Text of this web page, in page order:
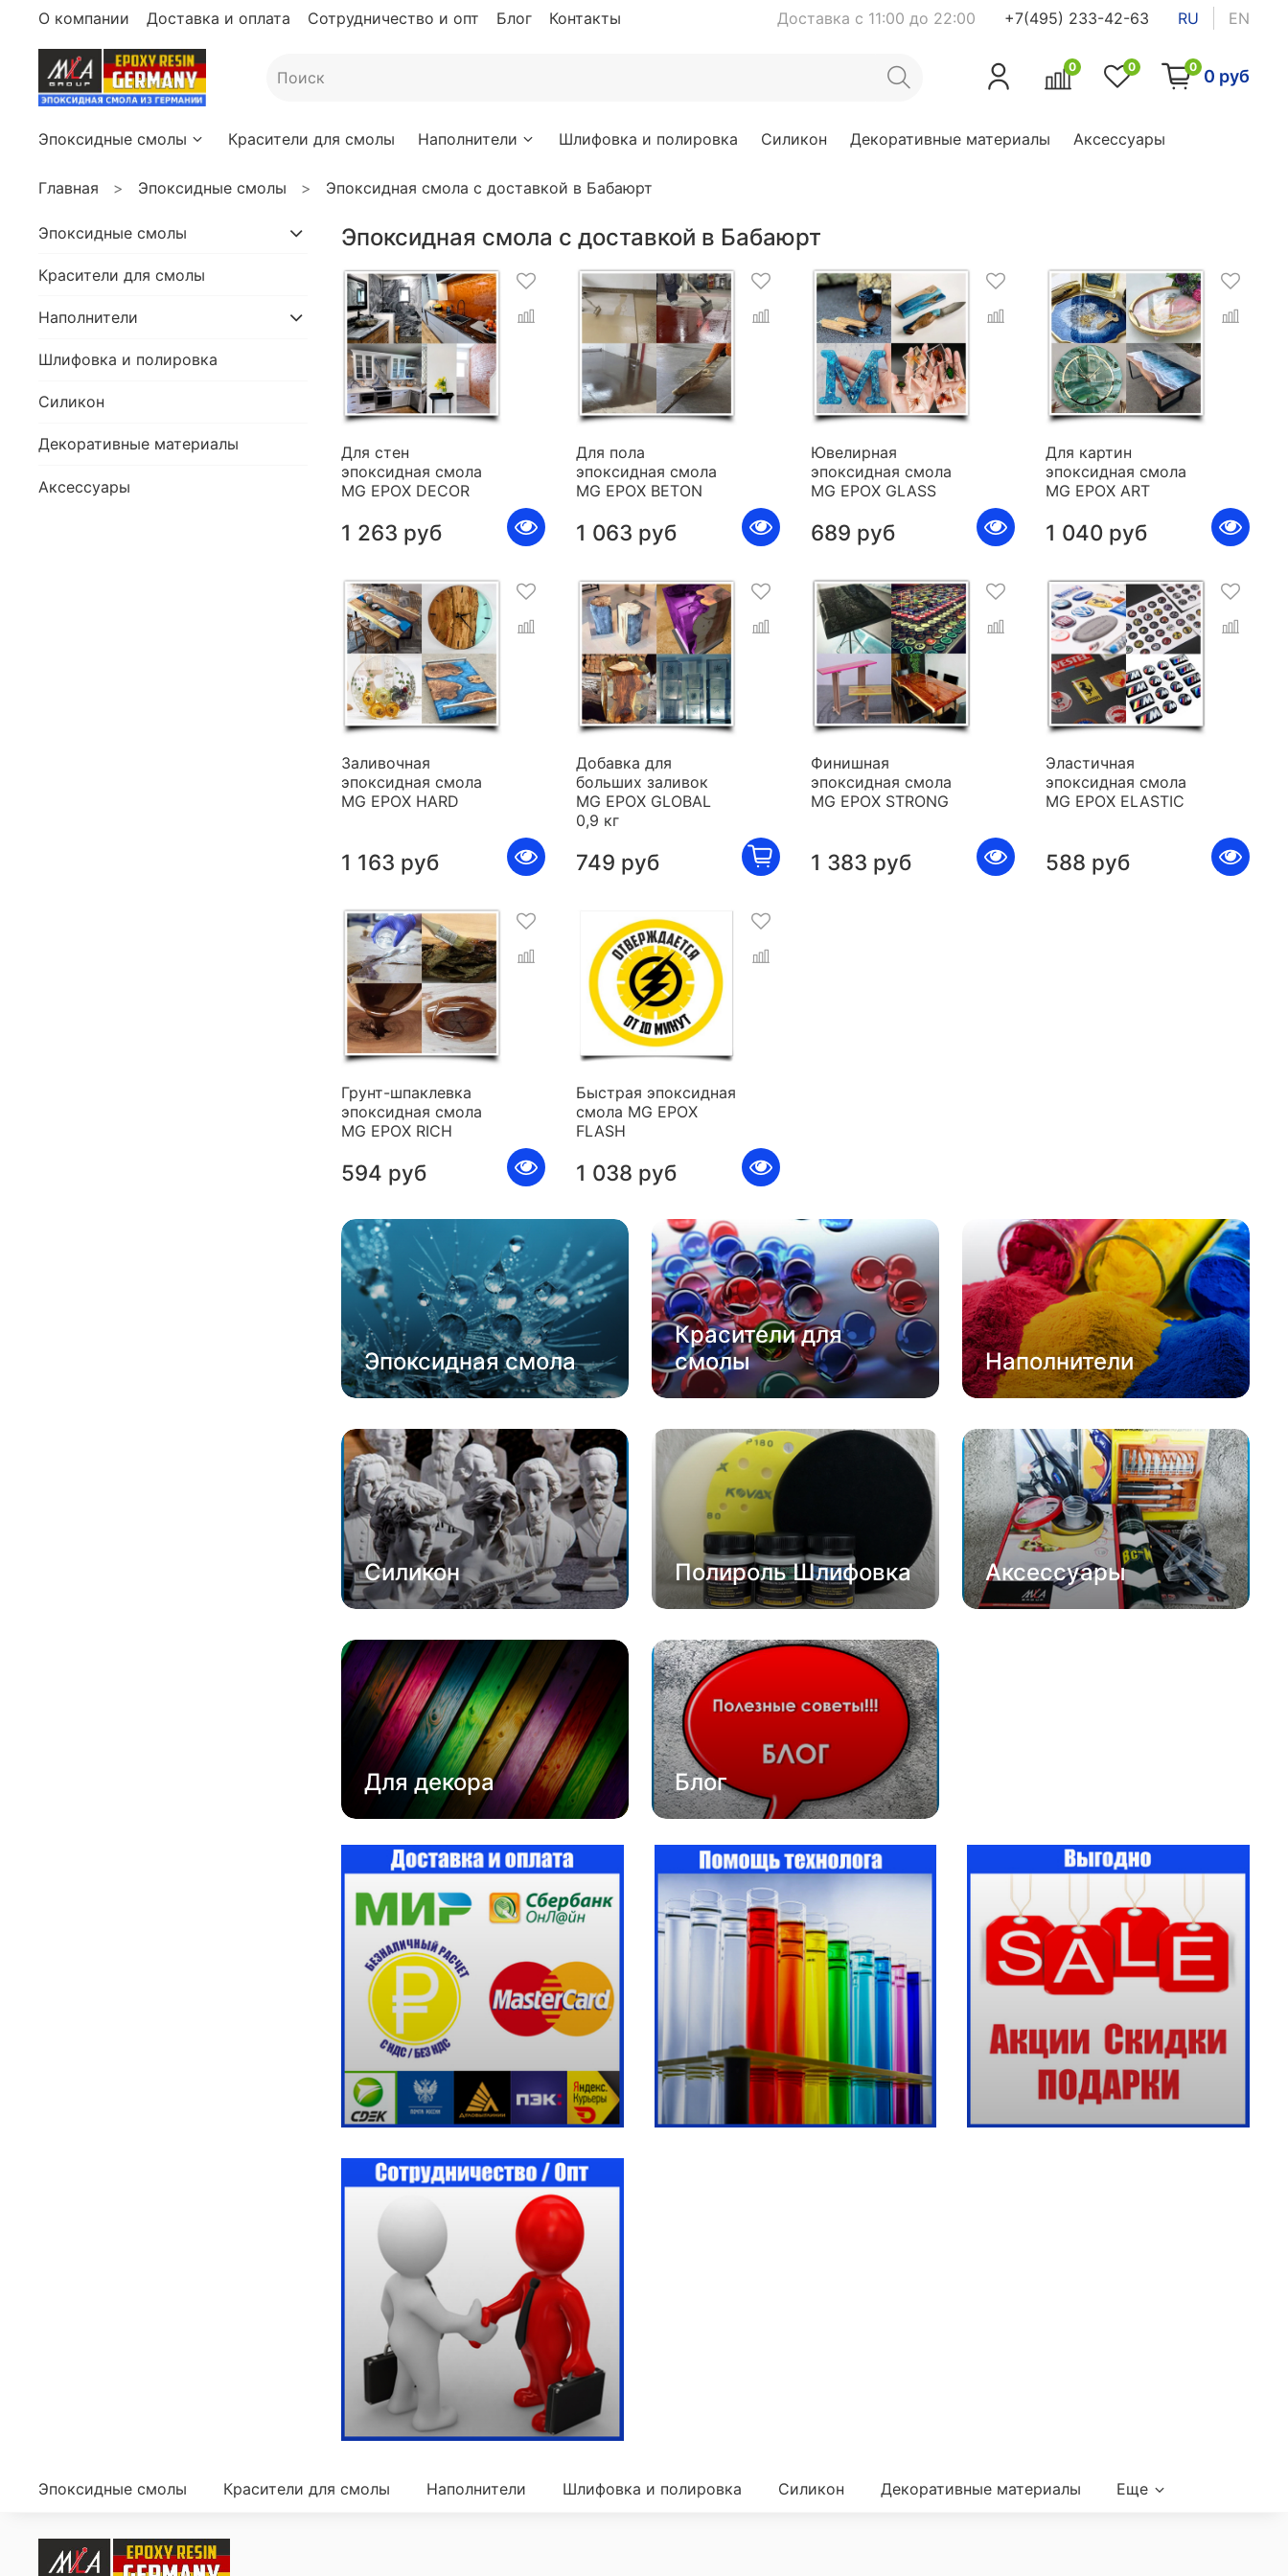
О компании Доставка и оплата Сотрудничество и опт Блог Контакты Доставка с 11:00 до 22:00 +7(495) 233-42-63 RU EN
0 0 0 0 руб
Эпоксидные смолы Красители для смолы Наполнители Шлифовка и полировка Силикон Декоративные материалы Аксессуары
Главная Эпоксидные смолы Эпоксидная смола с доставкой в Бабаюрт
Эпоксидная смола с доставкой в Бабаюрт
Для стен
эпоксидная смола
MG EPOX DECOR
1 263 руб
Для пола
эпоксидная смола
MG EPOX BETON
1 063 руб
Ювелирная
эпоксидная смола
MG EPOX GLASS
689 руб
Для картин
эпоксидная смола
MG EPOX ART
1 040 руб
Заливочная
эпоксидная смола
MG EPOX HARD
1 163 руб
Добавка для
больших заливок
MG EPOX GLOBAL
0,9 кг
749 руб
Финишная
эпоксидная смола
MG EPOX STRONG
1 383 руб
Эластичная
эпоксидная смола
MG EPOX ELASTIC
588 руб
Грунт-шпаклевка
эпоксидная смола
MG EPOX RICH
594 руб
Быстрая эпоксидная
смола MG EPOX
FLASH
1 038 руб
Эпоксидная смола
Красители для
смолы
Наполнители
Силикон Полироль Шлифовка Аксессуары
Для декора Блог
Эпоксидные смолы
Красители для смолы
Наполнители
Шлифовка и полировка
Силикон
Декоративные материалы
Аксессуары
Эпоксидные смолы Красители для смолы Наполнители Шлифовка и полировка Силикон Декоративные материалы Еще